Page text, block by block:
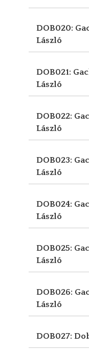
DOB020:
László
DOB021:
László
DOB022:
László
DOB023:
László
DOB024:
László
DOB025:
László
DOB026:
László
DOB027: